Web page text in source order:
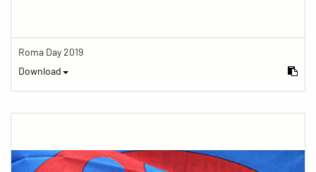
Roma Day 2019
Download